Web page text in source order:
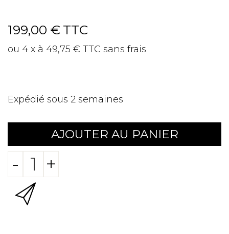
199,00 € TTC
ou 4 x à 49,75 € TTC sans frais
Expédié sous 2 semaines
AJOUTER AU PANIER
- +